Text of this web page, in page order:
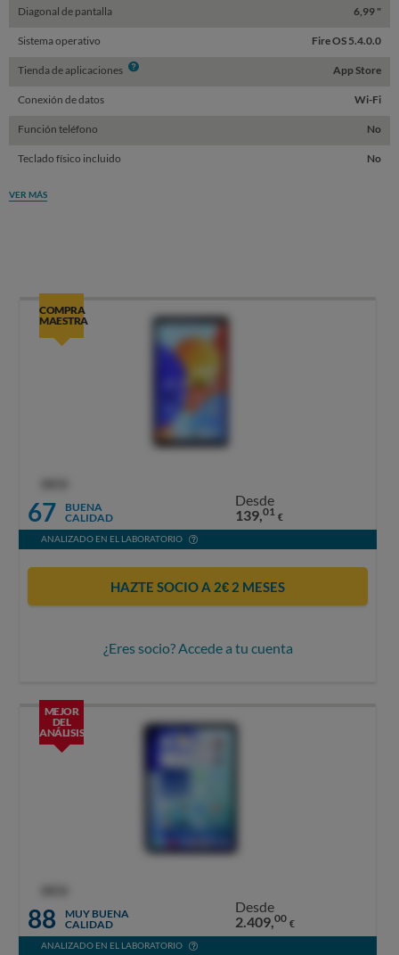
Diagonal de pantalla 6,99 "
Sistema operativo Fire OS 5.4.0.0
Tienda de aplicaciones Info App Store
Conexión de datos Wi-Fi
Función teléfono No
Teclado físico incluido No
VER MÁS
COMPRA
MAESTRA
67
BUENA
CALIDAD
Desde
139,01 €
ANALIZADO EN EL LABORATORIO
HAZTE SOCIO A 2€ 2 MESES
¿Eres socio? Accede a tu cuenta
MEJOR
DEL
ANÁLISIS
88
MUY BUENA
CALIDAD
Desde
2.409,00 €
ANALIZADO EN EL LABORATORIO